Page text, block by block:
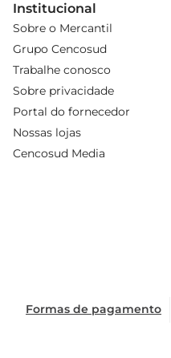
Institucional
Sobre o Mercantil
Grupo Cencosud
Trabalhe conosco
Sobre privacidade
Portal do fornecedor
Nossas lojas
Cencosud Media
Formas de pagamento